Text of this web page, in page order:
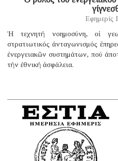
Εφημερίς
Ἡ τεχνητή νοημοσύνη, οἱ
στρατιωτικός ἀνταγωνισμός
ἐνεργειακῶν συστημάτων, πού
τήν ἐθνική ἀσφάλεια.